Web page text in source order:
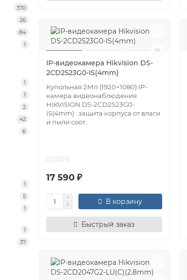
370
26
84
1
1
1
2
42
6
1
5
1
1
37
IP-видеокамера Hikvision DS-
2CD2523G0-IS(4mm)
Купольная 2Мп (1920×1080) IP-
камера видеонаблюдения
HIKVISION DS-2CD2523G0-
IS(4mm) : защита корпуса от влаги
и пыли соот..
17 590 ₽
В корзину
Быстрый заказ